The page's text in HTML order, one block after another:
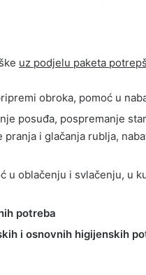
uz podjelu paketa
obroka, pomoć u
posuđa, pospremanje
i glačanja rublja,
u oblačenju i svlačenju, u
potreba
i osnovnih higijenskih